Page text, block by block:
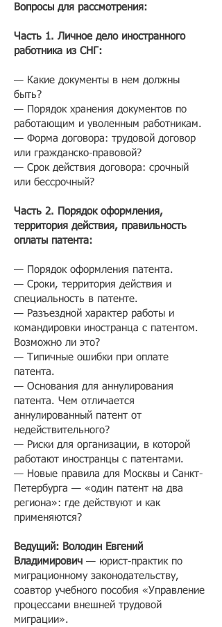
Вопросы для рассмотрения:
Часть 1. Личное дело иностранного
работника из СНГ:
— Какие документы в нем должны
быть?
— Порядок хранения документов по
работающим и уволенным работникам.
— Форма договора: трудовой договор
или гражданско-правовой?
— Срок действия договора: срочный
или бессрочный?
Часть 2. Порядок оформления,
территория действия, правильность
оплаты патента:
— Порядок оформления патента.
— Сроки, территория действия и
специальность в патенте.
— Разъездной характер работы и
командировки иностранца с патентом.
Возможно ли это?
— Типичные ошибки при оплате
патента.
— Основания для аннулирования
патента. Чем отличается
аннулированный патент от
недействительного?
— Риски для организации, в которой
работают иностранцы с патентами.
— Новые правила для Москвы и Санкт-
Петербурга — «один патент на два
региона»: где действуют и как
применяются?
Ведущий: Володин Евгений
Владимирович — юрист-практик по
миграционному законодательству,
соавтор учебного пособия «Управление
процессами внешней трудовой
миграции».